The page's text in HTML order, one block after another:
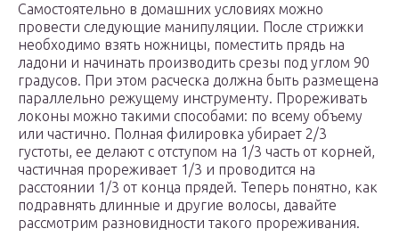
Самостоятельно в домашних условиях можно
провести следующие манипуляции. После стрижки
необходимо взять ножницы, поместить прядь на
ладони и начинать производить срезы под углом 90
градусов. При этом расческа должна быть размещена
параллельно режущему инструменту. Прореживать
локоны можно такими способами: по всему объему
или частично. Полная филировка убирает 2/3
густоты, ее делают с отступом на 1/3 часть от корней,
частичная прореживает 1/3 и проводится на
расстоянии 1/3 от конца прядей. Теперь понятно, как
подравнять длинные и другие волосы, давайте
рассмотрим разновидности такого прореживания.